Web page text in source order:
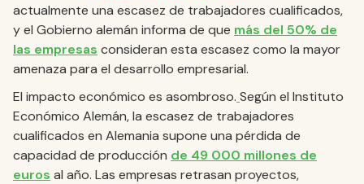
actualmente una escasez de trabajadores cualificados,
y el Gobierno alemán informa de que más del 50% de
las empresas consideran esta escasez como la mayor
amenaza para el desarrollo empresarial.
El impacto económico es asombroso. Según el Instituto
Económico Alemán, la escasez de trabajadores
cualificados en Alemania supone una pérdida de
capacidad de producción de 49 000 millones de
euros al año. Las empresas retrasan proyectos,